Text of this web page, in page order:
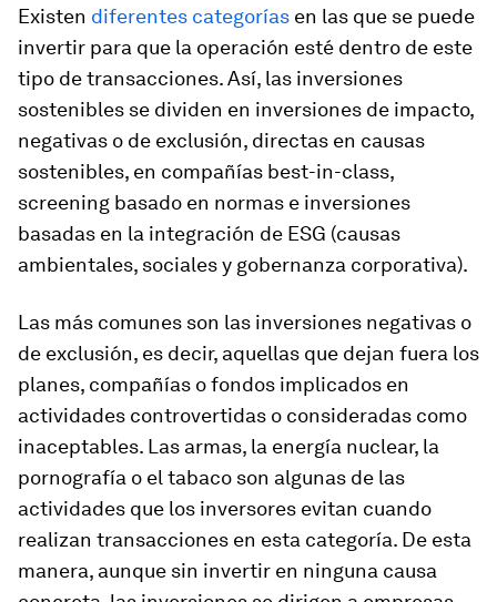
Existen diferentes categorías en las que se puede
invertir para que la operación esté dentro de este
tipo de transacciones. Así, las inversiones
sostenibles se dividen en inversiones de impacto,
negativas o de exclusión, directas en causas
sostenibles, en compañías best-in-class,
screening basado en normas e inversiones
basadas en la integración de ESG (causas
ambientales, sociales y gobernanza corporativa).
Las más comunes son las inversiones negativas o
de exclusión, es decir, aquellas que dejan fuera los
planes, compañías o fondos implicados en
actividades controvertidas o consideradas como
inaceptables. Las armas, la energía nuclear, la
pornografía o el tabaco son algunas de las
actividades que los inversores evitan cuando
realizan transacciones en esta categoría. De esta
manera, aunque sin invertir en ninguna causa